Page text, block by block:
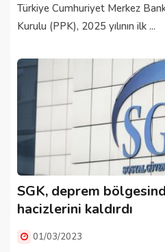
Türkiye Cumhuriyet Merkez
Kurulu (PPK), 2025 yılının ilk ...
SGK, deprem
hacizlerini kaldırdı
01/03/2023